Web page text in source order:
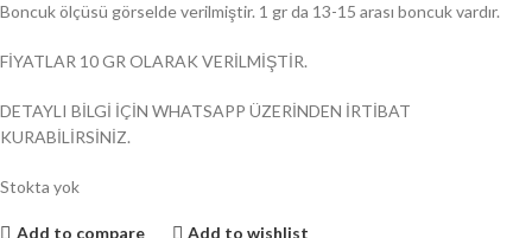
Boncuk ölçüsü görselde verilmiştir. 1 gr da 13-15 arası boncuk vardır.
FİYATLAR 10 GR OLARAK VERİLMİŞTİR.
DETAYLI BİLGİ İÇİN WHATSAPP ÜZERİNDEN İRTİBAT
KURABİLİRSİNİZ.
Stokta yok
Add to compare Add to wishlist